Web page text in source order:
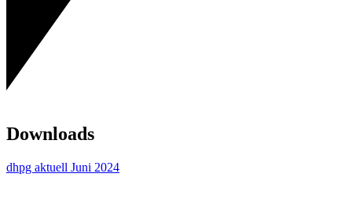
Downloads
dhpg aktuell Juni 2024